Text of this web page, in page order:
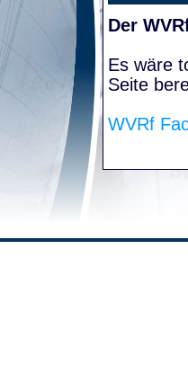
Der
Es wäre
Seite
WVRf